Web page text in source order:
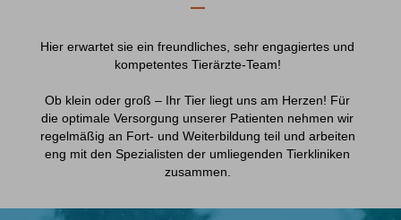
—
Hier erwartet sie ein freundliches, sehr engagiertes und
kompetentes Tierärzte-Team!
Ob klein oder groß – Ihr Tier liegt uns am Herzen! Für
die optimale Versorgung unserer Patienten nehmen wir
regelmäßig an Fort- und Weiterbildung teil und arbeiten
eng mit den Spezialisten der umliegenden Tierkliniken
zusammen.